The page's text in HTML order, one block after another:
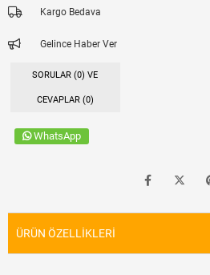
Kargo Bedava
Gelince Haber Ver
SORULAR (0) VE
CEVAPLAR (0)
WhatsApp
ÜRÜN ÖZELLIKLERI